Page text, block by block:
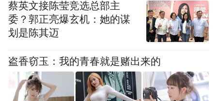
蔡英文接陈莹竞选总部主
委？郭正亮爆玄机：她的谋
划是陈其迈
盗香窃玉：我的青春就是赌出来的